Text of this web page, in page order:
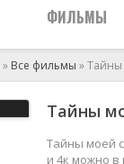
ФИЛЬМЫ
2024
» Все фильмы »
Тайны
Тайны моей
и 4к можно в